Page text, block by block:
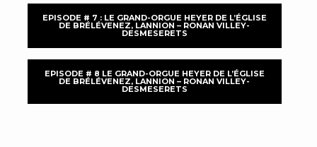
EPISODE # 7 : LE GRAND-ORGUE HEYER DE L’ÉGLISE
DE BRÉLÉVENEZ, LANNION – RONAN VILLEY-
DESMESERETS
EPISODE # 8 LE GRAND-ORGUE HEYER DE L’ÉGLISE
DE BRÉLÉVENEZ, LANNION – RONAN VILLEY-
DESMESERETS